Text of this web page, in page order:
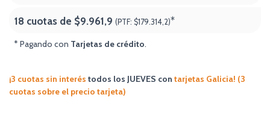
18 cuotas de $9.961,9 (PTF: $179.314,2)*
* Pagando con Tarjetas de crédito.
¡3 cuotas sin interés todos los JUEVES con tarjetas Galicia! (3
cuotas sobre el precio tarjeta)